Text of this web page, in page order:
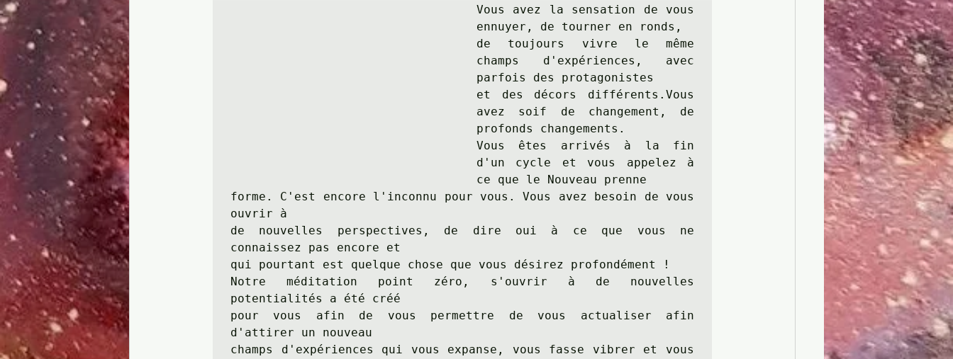
Vous avez la sensation de vous
ennuyer, de tourner en ronds,
de toujours vivre le même
champs d'expériences, avec
parfois des protagonistes
et des décors différents.Vous
avez soif de changement, de
profonds changements.
Vous êtes arrivés à la fin
d'un cycle et vous appelez à
ce que le Nouveau prenne
forme. C'est encore l'inconnu pour vous. Vous avez besoin de vous
ouvrir à
de nouvelles perspectives, de dire oui à ce que vous ne
connaissez pas encore et
qui pourtant est quelque chose que vous désirez profondément !
Notre méditation point zéro, s'ouvrir à de nouvelles
potentialités a été créé
pour vous afin de vous permettre de vous actualiser afin
d'attirer un nouveau
champs d'expériences qui vous expanse, vous fasse vibrer et vous